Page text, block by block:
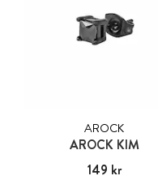
AROCK
AROCK KIM
Pris:149 kr
149 kr